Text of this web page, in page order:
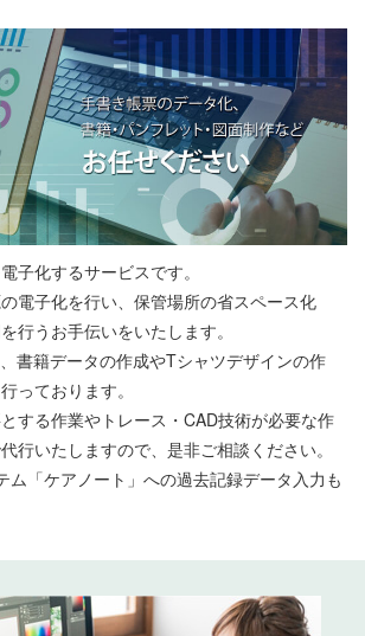
子化するサービスです。
電子化を行い、保管場所の省スペース化
行うお手伝いをいたします。
書籍データの作成やTシャツデザインの作
っております。
する作業やトレース・CAD技術が必要な作
行いたしますので、是非ご相談ください。
ム「ケアノート」への過去記録データ入力も